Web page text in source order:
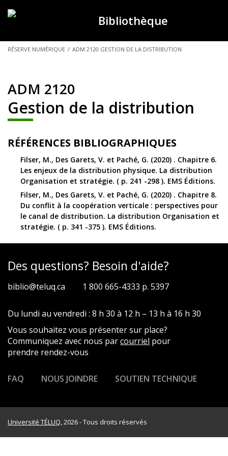
Bibliothèque
VOUS
RÉSERVE NUMÉRIQUE / ADM 2120 GESTION DE LA DISTRIBUTION
ADM 2120
Gestion de la distribution
RÉFÉRENCES BIBLIOGRAPHIQUES
Filser, M., Des Garets, V. et Paché, G. (2020) . Chapitre 6.
Les enjeux de la distribution physique. La distribution
Organisation et stratégie. ( p. 241 -298 ). EMS Éditions.
Filser, M., Des Garets, V. et Paché, G. (2020) . Chapitre 8.
Du conflit à la coopération verticale : perspectives pour
le canal de distribution. La distribution Organisation et
stratégie. ( p. 341 -375 ). EMS Éditions.
Des questions? Besoin d'aide?
biblio@teluq.ca 1 800 665-4333 p. 5397
Du lundi au vendredi : 8 h 30 à 12 h – 13 h à 16 h 30
Vous souhaitez vous présenter sur place?
Communiquez avec nous parcourriel pour
prendre rendez-vous
FAQ NOUS JOINDRE SOUTIEN TECHNIQUE
Université TÉLUQ , 2026 - Tous droits réservés